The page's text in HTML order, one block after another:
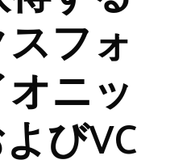
フォ
ニッ
びVC